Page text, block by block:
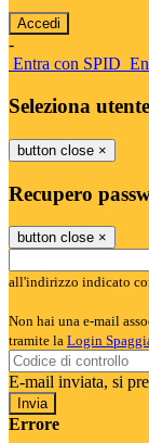
-
Entra con SPID
Seleziona utente
button close ×
Recupero
button close ×
all'indirizzo indicato
Non hai una e-mail
tramite la Login
E-mail inviata, si
Errore